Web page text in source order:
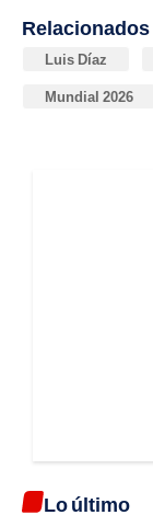
Relacionados
Luis Díaz
Mundial 2026
Lo último